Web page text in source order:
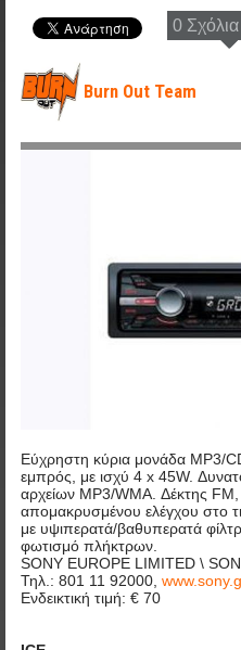
0 Σχόλια
Burn Out Team
Εύχρηστη κύρια μονάδα MP3/
εμπρός, με ισχύ 4 x 45W.
αρχείων MP3/WMA. Δέκτης
απομακρυσμένου ελέγχου στο
με υψιπερατά/βαθυπερατά
φωτισμό πλήκτρων.
SONY EUROPE LIMITED \
Τηλ.: 801 11 92000,
Ενδεικτική τιμή: € 70